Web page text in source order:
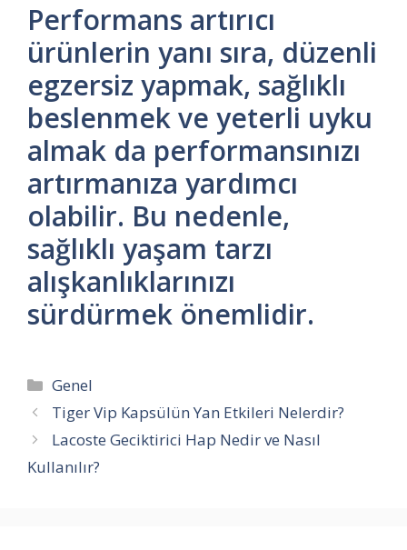
Performans artırıcı
ürünlerin yanı sıra, düzenli
egzersiz yapmak, sağlıklı
beslenmek ve yeterli uyku
almak da performansınızı
artırmanıza yardımcı
olabilir. Bu nedenle,
sağlıklı yaşam tarzı
alışkanlıklarınızı
sürdürmek önemlidir.
Kategoriler
Genel
Tiger Vip Kapsülün Yan Etkileri Nelerdir?
Lacoste Geciktirici Hap Nedir ve Nasıl
Kullanılır?